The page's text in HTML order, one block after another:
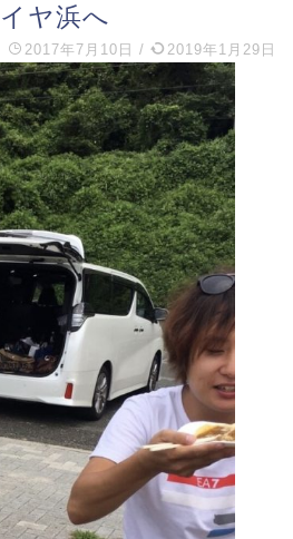
ヤ浜へ
2017年7月10日 / 2019年1月29日